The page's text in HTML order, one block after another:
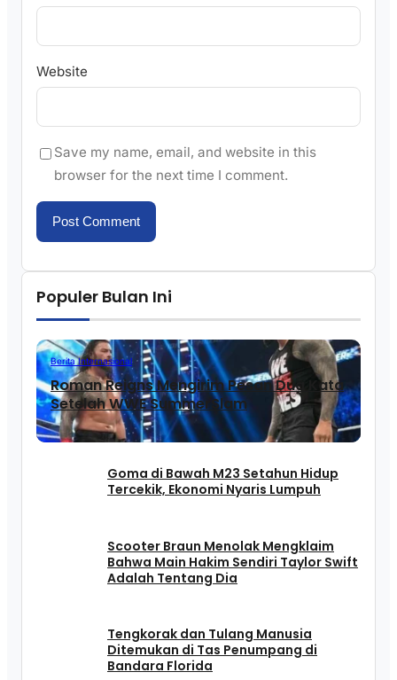
Website
Save my name, email, and website in this
browser for the next time I comment.
Populer Bulan Ini
Berita Internasional
Roman Reigns Mengirim Pesan Dua Kata
Setelah WWE SummerSlam
Goma di Bawah M23 Setahun Hidup
Tercekik, Ekonomi Nyaris Lumpuh
Scooter Braun Menolak Mengklaim
Bahwa Main Hakim Sendiri Taylor Swift
Adalah Tentang Dia
Tengkorak dan Tulang Manusia
Ditemukan di Tas Penumpang di
Bandara Florida